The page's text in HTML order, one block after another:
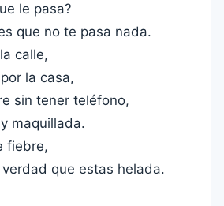
le pasa?
que no te pasa nada.
calle,
la casa,
sin tener teléfono,
maquillada.
fiebre,
que estas helada.